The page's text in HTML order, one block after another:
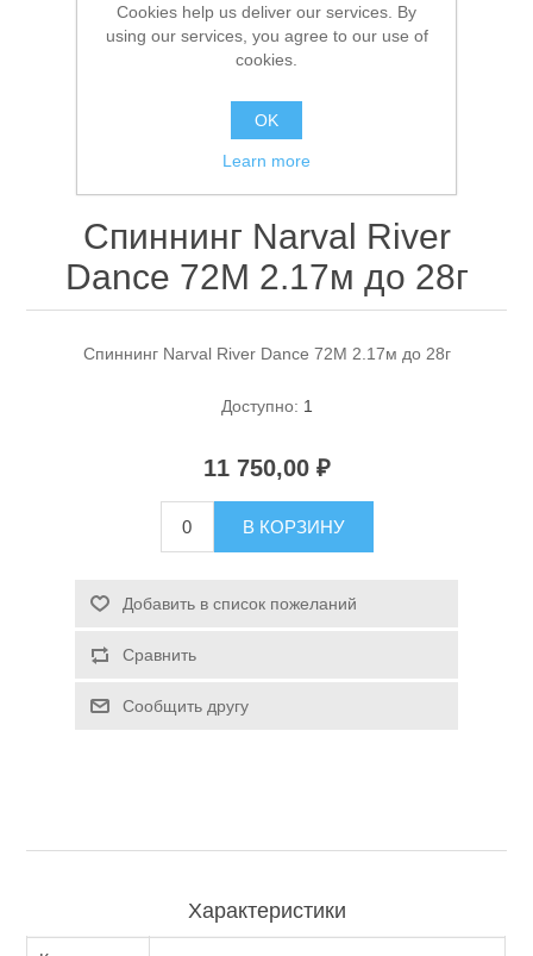
Спасательные средства
Туризм и Активный отдых
Спиннинг Narval River
Dance 72M 2.17м до 28г
Спиннинг Narval River Dance 72M 2.17м до 28г
Доступно: 1
11 750,00 ₽
В КОРЗИНУ
Добавить в список пожеланий
Сравнить
Сообщить другу
Характеристики
Cookies help us deliver our services. By
using our services, you agree to our use of
cookies.
OK
Learn more